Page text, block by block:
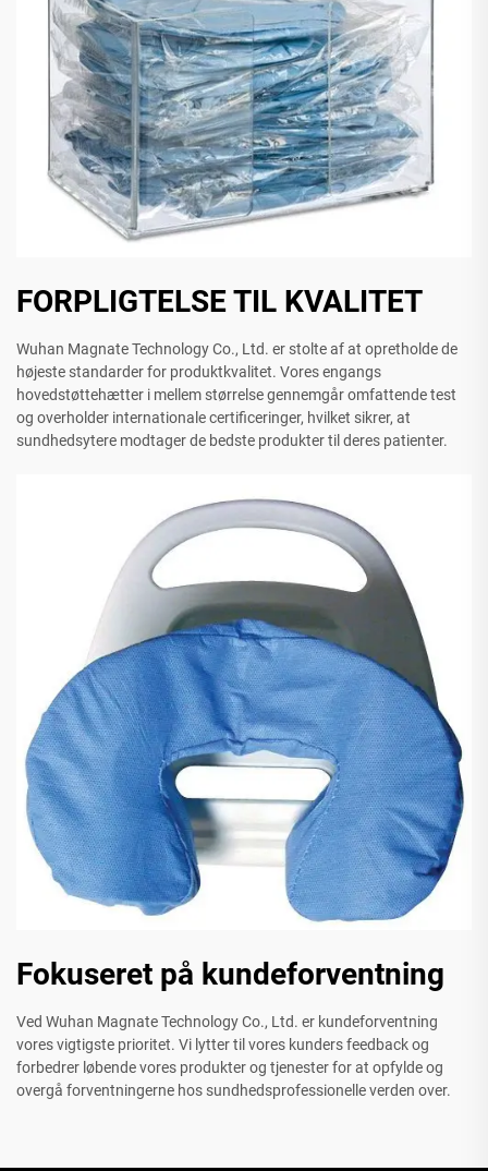
FORPLIGTELSE TIL KVALITET
Wuhan Magnate Technology Co., Ltd. er stolte af at opretholde de
højeste standarder for produktkvalitet. Vores engangs
hovedstøttehætter i mellem størrelse gennemgår omfattende test
og overholder internationale certificeringer, hvilket sikrer, at
sundhedsytere modtager de bedste produkter til deres patienter.
Fokuseret på kundeforventning
Ved Wuhan Magnate Technology Co., Ltd. er kundeforventning
vores vigtigste prioritet. Vi lytter til vores kunders feedback og
forbedrer løbende vores produkter og tjenester for at opfylde og
overgå forventningerne hos sundhedsprofessionelle verden over.